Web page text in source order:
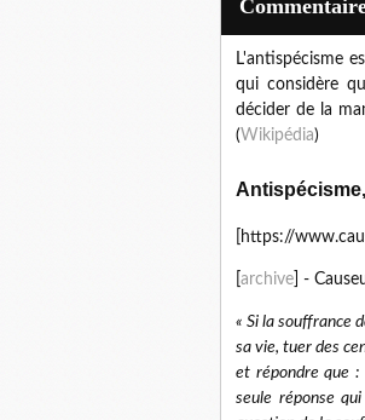
L'antispécisme
qui considère
décider de la
(Wikipédia)
[https://
archive ] -
« Si la souffrance
sa vie, tuer des
et répondre que :
seule réponse